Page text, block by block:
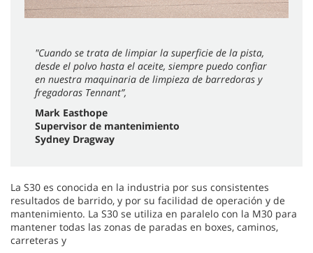
"Cuando se trata de limpiar la superficie de la pista,
desde el polvo hasta el aceite, siempre puedo confiar
en nuestra maquinaria de limpieza de barredoras y
fregadoras Tennant”,
Mark Easthope
Supervisor de mantenimiento
Sydney Dragway
La S30 es conocida en la industria por sus consistentes
resultados de barrido, y por su facilidad de operación y de
mantenimiento. La S30 se utiliza en paralelo con la M30 para
mantener todas las zonas de paradas en boxes, caminos,
carreteras y